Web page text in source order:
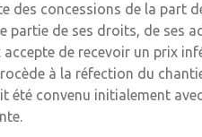
concessions de la part
partie de ses droits, de ses
de recevoir un prix
à la réfection du
convenu initialement